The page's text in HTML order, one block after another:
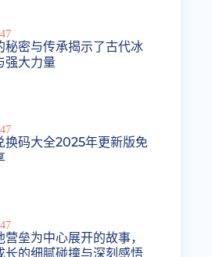
秘密与传承揭示了古代冰
强大力量
换码大全2025年更新版免
垒为中心展开的故事，
长的细腻碰撞与深刻感悟